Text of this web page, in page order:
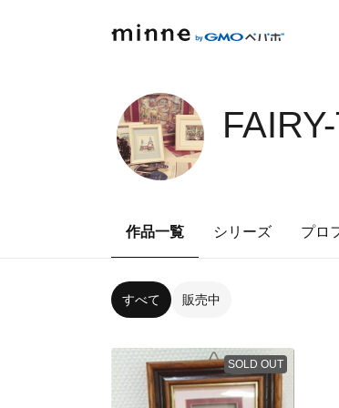
作品一覧 シリーズ プロ
すべて 販売中
SOLD OUT